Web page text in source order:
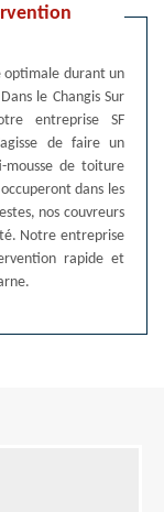
optimale durant un
le Changis Sur
entreprise SF
de faire un
de toiture
dans les
nos couvreurs
Notre entreprise
rapide et